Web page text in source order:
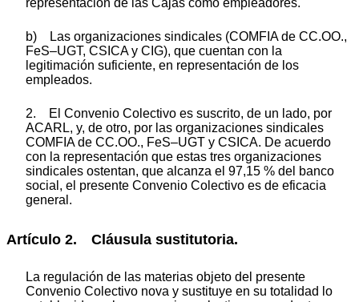
representación de las Cajas como empleadores.
b) Las organizaciones sindicales (COMFIA de CC.OO.,
FeS‒UGT, CSICA y CIG), que cuentan con la
legitimación suficiente, en representación de los
empleados.
2. El Convenio Colectivo es suscrito, de un lado, por
ACARL, y, de otro, por las organizaciones sindicales
COMFIA de CC.OO., FeS‒UGT y CSICA. De acuerdo
con la representación que estas tres organizaciones
sindicales ostentan, que alcanza el 97,15 % del banco
social, el presente Convenio Colectivo es de eficacia
general.
Artículo 2. Cláusula sustitutoria.
La regulación de las materias objeto del presente
Convenio Colectivo nova y sustituye en su totalidad lo